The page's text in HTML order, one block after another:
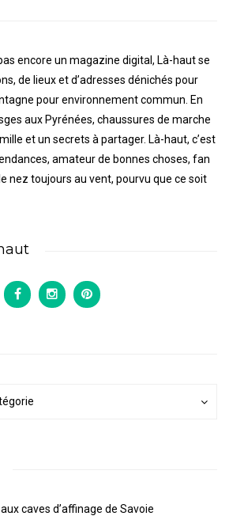
encore un magazine digital, Là-haut se
de lieux et d’adresses dénichés pour
pour environnement commun. En
aux Pyrénées, chaussures de marche
et un secrets à partager. Là-haut, c’est
amateur de bonnes choses, fan
nez toujours au vent, pourvu que ce soit
caves d’affinage de Savoie